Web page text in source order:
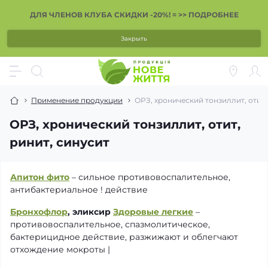
ДЛЯ ЧЛЕНОВ КЛУБА СКИДКИ -20%! = >> ПОДРОБНЕЕ
Закрыть
Применение продукции ОРЗ, хронический тонзиллит,
ОРЗ, хронический тонзиллит, отит,
ринит, синусит
Апитон фито – сильное противовоспалительное,
антибактериальное ! действие
Бронхофлор, эликсир Здоровые легкие –
противовоспалительное, спазмолитическое,
бактерицидное действие, разжижают и облегчают
отхождение мокроты |